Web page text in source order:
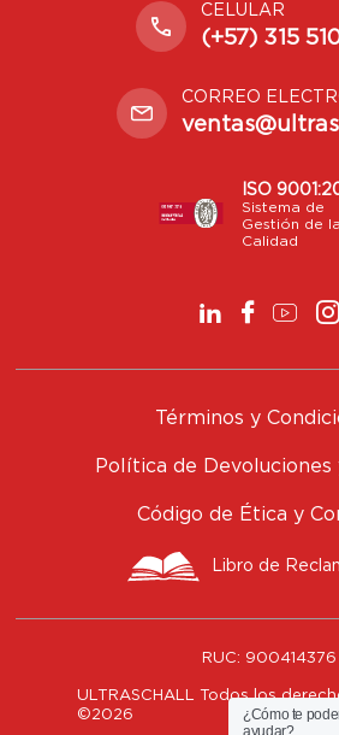
CELULAR
(+57) 315
CORREO
ISO
Sistema de
Gestión de la
Calidad
Términos y
Política de Devoluciones
Código de Ética y
Libro de
RUC: 900414376
ULTRASCHALL Todos los
©2026
¿Cómo te
ayudar?